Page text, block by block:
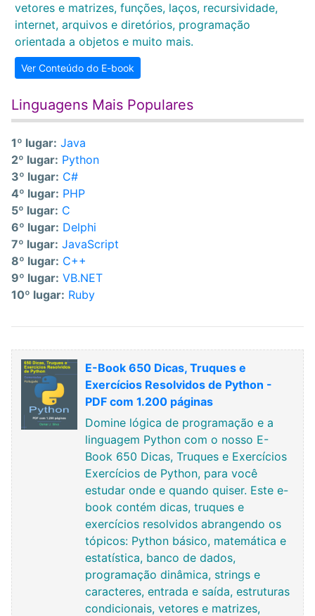
vetores e matrizes, funções, laços, recursividade,
internet, arquivos e diretórios, programação
orientada a objetos e muito mais.
Ver Conteúdo do E-book
Linguagens Mais Populares
1º lugar: Java
2º lugar: Python
3º lugar: C#
4º lugar: PHP
5º lugar: C
6º lugar: Delphi
7º lugar: JavaScript
8º lugar: C++
9º lugar: VB.NET
10º lugar: Ruby
E-Book 650 Dicas, Truques e
Exercícios Resolvidos de Python -
PDF com 1.200 páginas
Domine lógica de programação e a
linguagem Python com o nosso E-
Book 650 Dicas, Truques e Exercícios
Exercícios de Python, para você
estudar onde e quando quiser. Este e-
book contém dicas, truques e
exercícios resolvidos abrangendo os
tópicos: Python básico, matemática e
estatística, banco de dados,
programação dinâmica, strings e
caracteres, entrada e saída, estruturas
condicionais, vetores e matrizes,